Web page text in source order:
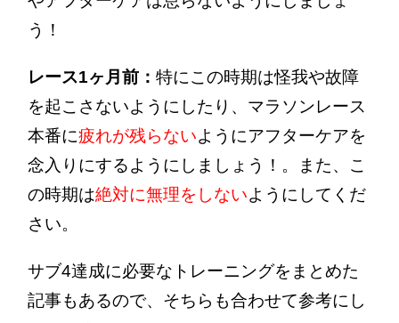
う！
レース1ヶ月前：特にこの時期は怪我や故障
を起こさないようにしたり、マラソンレース
本番に疲れが残らないようにアフターケアを
念入りにするようにしましょう！。また、こ
の時期は絶対に無理をしないようにしてくだ
さい。
サブ4達成に必要なトレーニングをまとめた
記事もあるので、そちらも合わせて参考にし